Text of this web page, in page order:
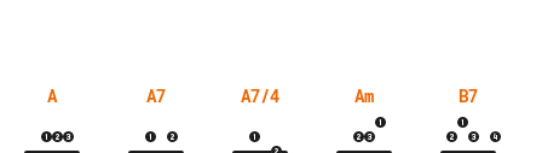
A A7 A7/4 Am B7